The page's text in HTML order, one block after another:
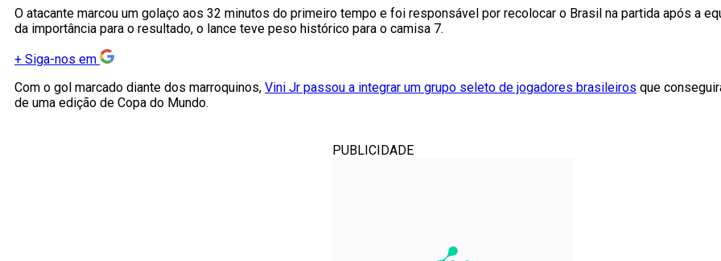
O atacante marcou um golaço aos 32 minutos do primeiro tempo e foi responsável por recolocar o Brasil na partida após a
da importância para o resultado, o lance teve peso histórico para o camisa 7.
+ Siga-nos em
Com o gol marcado diante dos marroquinos, Vini Jr passou a integrar um grupo seleto de jogadores brasileiros que
de uma edição de Copa do Mundo.
PUBLICIDADE